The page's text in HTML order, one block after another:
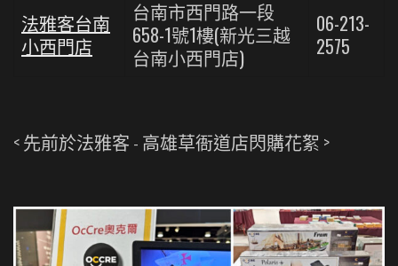
法雅客台南
小西門店
台南市西門路一段
658-1號1樓(新光三越
台南小西門店)
06-213-
2575
< 先前於法雅客 - 高雄草衙道店閃購花絮 >